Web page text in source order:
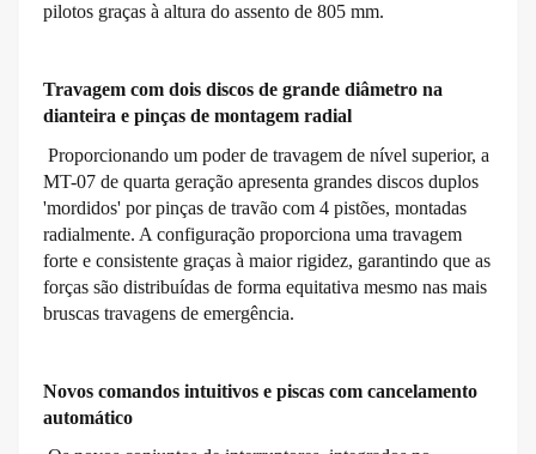
pilotos graças à altura do assento de 805 mm.
Travagem com dois discos de grande diâmetro na
dianteira e pinças de montagem radial
Proporcionando um poder de travagem de nível superior, a
MT-07 de quarta geração apresenta grandes discos duplos
'mordidos' por pinças de travão com 4 pistões, montadas
radialmente. A configuração proporciona uma travagem
forte e consistente graças à maior rigidez, garantindo que as
forças são distribuídas de forma equitativa mesmo nas mais
bruscas travagens de emergência.
Novos comandos intuitivos e piscas com cancelamento
automático